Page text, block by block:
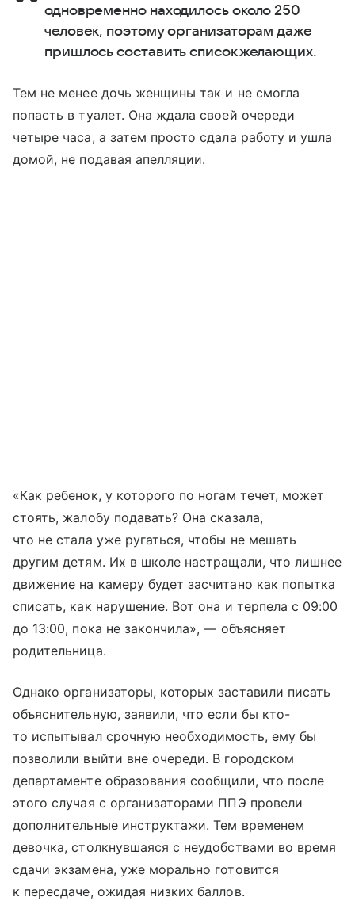
одновременно находилось около 250
человек, поэтому организаторам даже
пришлось составить список желающих.
Тем не менее дочь женщины так и не смогла
попасть в туалет. Она ждала своей очереди
четыре часа, а затем просто сдала работу и ушла
домой, не подавая апелляции.
«Как ребенок, у которого по ногам течет, может
стоять, жалобу подавать? Она сказала,
что не стала уже ругаться, чтобы не мешать
другим детям. Их в школе настращали, что лишнее
движение на камеру будет засчитано как попытка
списать, как нарушение. Вот она и терпела с 09:00
до 13:00, пока не закончила», — объясняет
родительница.
Однако организаторы, которых заставили писать
объяснительную, заявили, что если бы кто-
то испытывал срочную необходимость, ему бы
позволили выйти вне очереди. В городском
департаменте образования сообщили, что после
этого случая с организаторами ППЭ провели
дополнительные инструктажи. Тем временем
девочка, столкнувшаяся с неудобствами во время
сдачи экзамена, уже морально готовится
к пересдаче, ожидая низких баллов.